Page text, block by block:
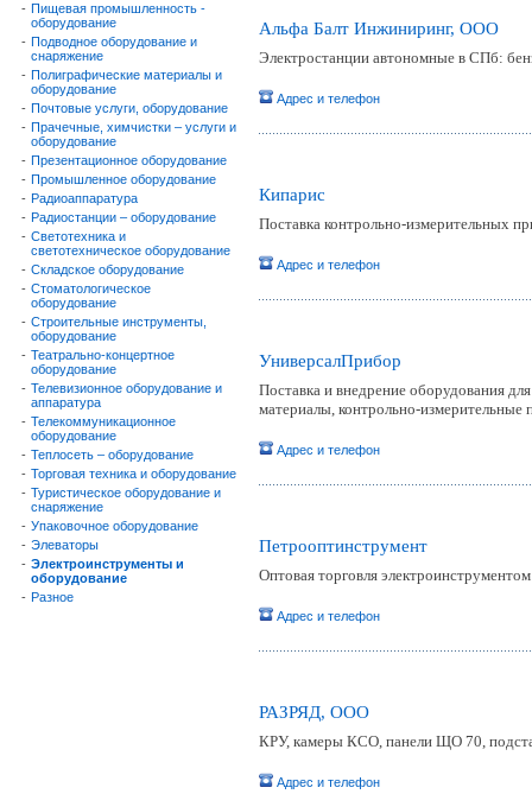
- Пищевая промышленность -
оборудование
- Подводное оборудование и
снаряжение
- Полиграфические материалы и
оборудование
- Почтовые услуги, оборудование
- Прачечные, химчистки – услуги и
оборудование
- Презентационное оборудование
- Промышленное оборудование
- Радиоаппаратура
- Радиостанции – оборудование
- Светотехника и
светотехническое оборудование
- Складское оборудование
- Стоматологическое
оборудование
- Строительные инструменты,
оборудование
- Театрально-концертное
оборудование
- Телевизионное оборудование и
аппаратура
- Телекоммуникационное
оборудование
- Теплосеть – оборудование
- Торговая техника и оборудование
- Туристическое оборудование и
снаряжение
- Упаковочное оборудование
- Элеваторы
- Электроинструменты и
оборудование
- Разное
Альфа Балт Инжиниринг, ООО
Электростанции автономные в СПб:
Адрес и телефон
Кипарис
Поставка контрольно-измерительных
Адрес и телефон
УниверсалПрибор
Поставка и внедрение оборудования
материалы, контрольно-измерительные
Адрес и телефон
Петрооптинструмент
Оптовая торговля
Адрес и телефон
РАЗРЯД, ООО
КРУ, камеры КСО, панели ЩО 70,
Адрес и телефон